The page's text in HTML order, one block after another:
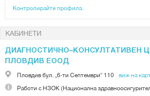
Контролирайте профила.
КАБИНЕТИ
ДИАГНОСТИЧНО–КОНСУЛТАТИВЕН
ПЛОВДИВ ЕООД
Пловдивбул. „6-ти Септември“ 110
виж на
Работи с НЗОК (Национална